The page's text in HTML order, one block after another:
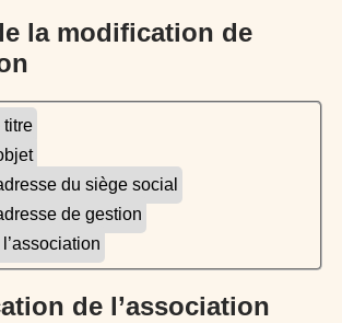
titre
du siège social
de gestion
de l’association